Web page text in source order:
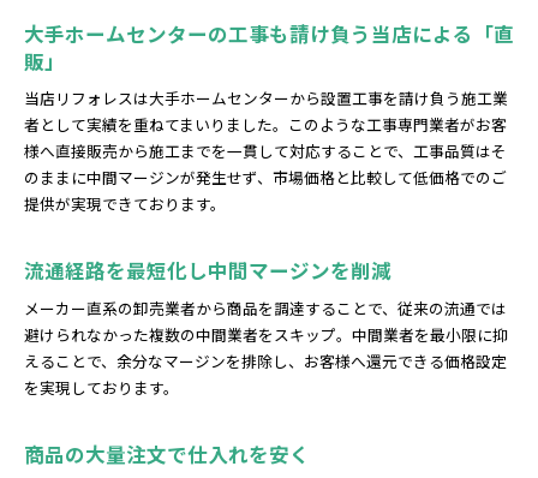
大手ホームセンターの工事も請け負う当店による「直
販」
当店リフォレスは大手ホームセンターから設置工事を請け負う施工業
者として実績を重ねてまいりました。このような工事専門業者がお客
様へ直接販売から施工までを一貫して対応することで、工事品質はそ
のままに中間マージンが発生せず、市場価格と比較して低価格でのご
提供が実現できております。
流通経路を最短化し中間マージンを削減
メーカー直系の卸売業者から商品を調達することで、従来の流通では
避けられなかった複数の中間業者をスキップ。中間業者を最小限に抑
えることで、余分なマージンを排除し、お客様へ還元できる価格設定
を実現しております。
商品の大量注文で仕入れを安く